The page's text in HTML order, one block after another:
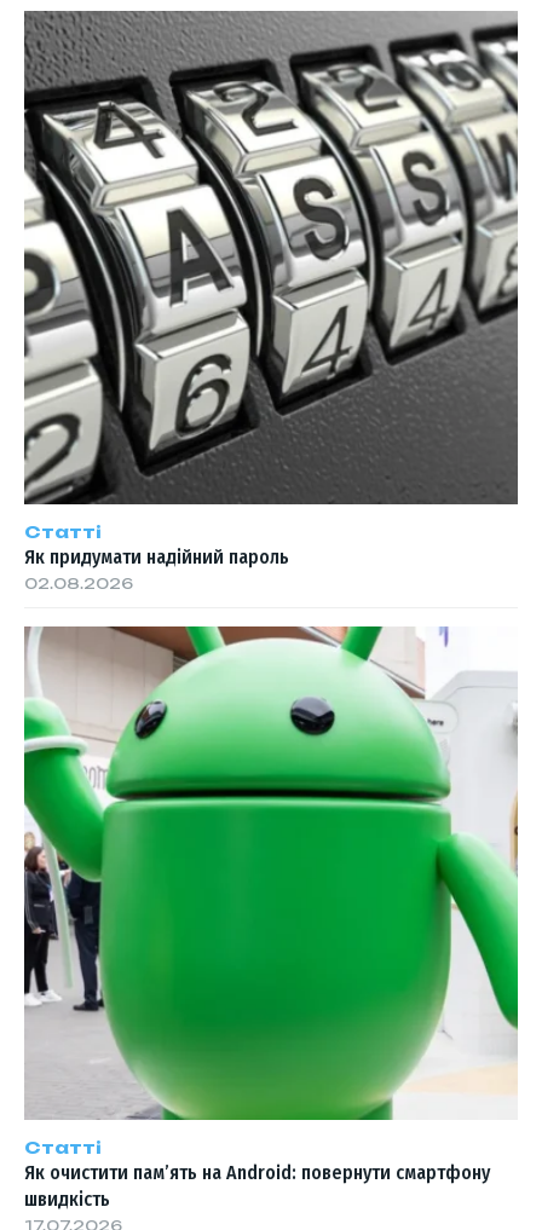
Статті
Як придумати надійний пароль
02.08.2026
Статті
Як очистити пам’ять на Android: повернути смартфону
швидкість
17.07.2026